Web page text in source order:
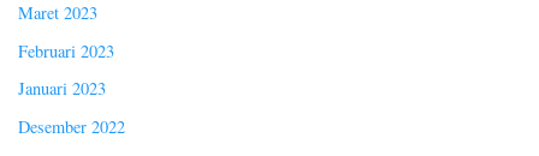
Maret 2023
Februari 2023
Januari 2023
Desember 2022